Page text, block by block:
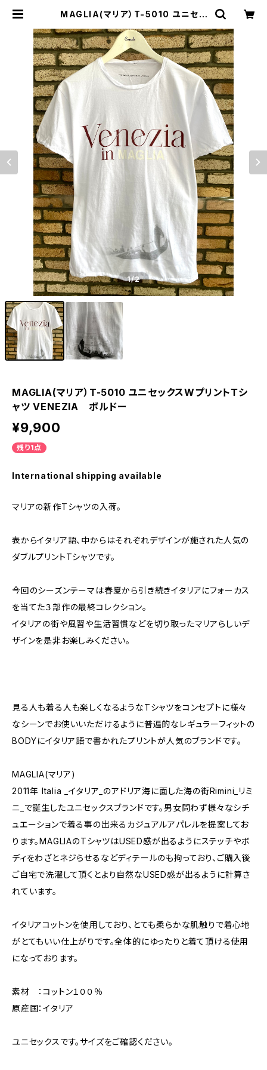
MAGLIA(マリア）T-5010 ユニセッ
ボルドー | Comodo Italian casu
al
1/2
MAGLIA(マリア）T-5010 ユニセックスWプリントＴシ
ャツ VENEZIA ボルドー
¥9,900
残り1点
International shipping available
マリアの新作Tシャツの入荷。
表からイタリア語、中からはそれぞれデザインが施された人気の
ダブルプリントTシャツです。
今回のシーズンテーマは春夏から引き続きイタリアにフォーカス
を当てた３部作の最終コレクション。
イタリアの街や風習や生活習慣などを切り取ったマリアらしいデ
ザインを是非お楽しみください。
見る人も着る人も楽しくなるようなTシャツをコンセプトに様々
なシーンでお使いいただけるように普遍的なレギュラーフィットの
BODYにイタリア語で書かれたプリントが人気のブランドです。
MAGLIA(マリア)
2011年 Italia _イタリア_のアドリア海に面した海の街Rimini_リミ
ニ_で誕生したユニセックスブランドです。男女問わず様々なシチ
ュエーションで着る事の出来るカジュアルアパレルを提案してお
ります。MAGLIAのTシャツはUSED感が出るようにステッチやボ
ディをわざとネジらせるなどディテールのも拘っており、ご購入後
ご自宅で洗濯して頂くとより自然なUSED感が出るように計算さ
れています。
イタリアコットンを使用しており、とても柔らかな肌触りで着心地
がとてもいい仕上がりです。全体的にゆったりと着て頂ける使用
になっております。
素材 ：コットン１００％
原産国：イタリア
ユニセックスです。サイズをご確認ください。